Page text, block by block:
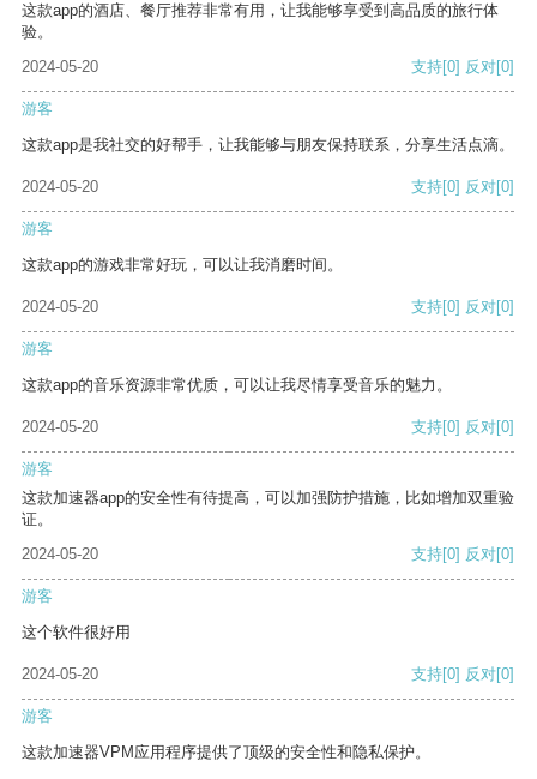
这款app的酒店、餐厅推荐非常有用，让我能够享受到高品质的旅行体
验。
2024-05-20
支持[0] 反对[0]
游客
这款app是我社交的好帮手，让我能够与朋友保持联系，分享生活点滴。
2024-05-20 支持[0] 反对[0]
游客
这款app的游戏非常好玩，可以让我消磨时间。
2024-05-20 支持[0] 反对[0]
游客
这款app的音乐资源非常优质，可以让我尽情享受音乐的魅力。
2024-05-20 支持[0] 反对[0]
游客
这款加速器app的安全性有待提高，可以加强防护措施，比如增加双重验
证。
2024-05-20
支持[0] 反对[0]
游客
这个软件很好用
2024-05-20 支持[0] 反对[0]
游客
这款加速器VPM应用程序提供了顶级的安全性和隐私保护。